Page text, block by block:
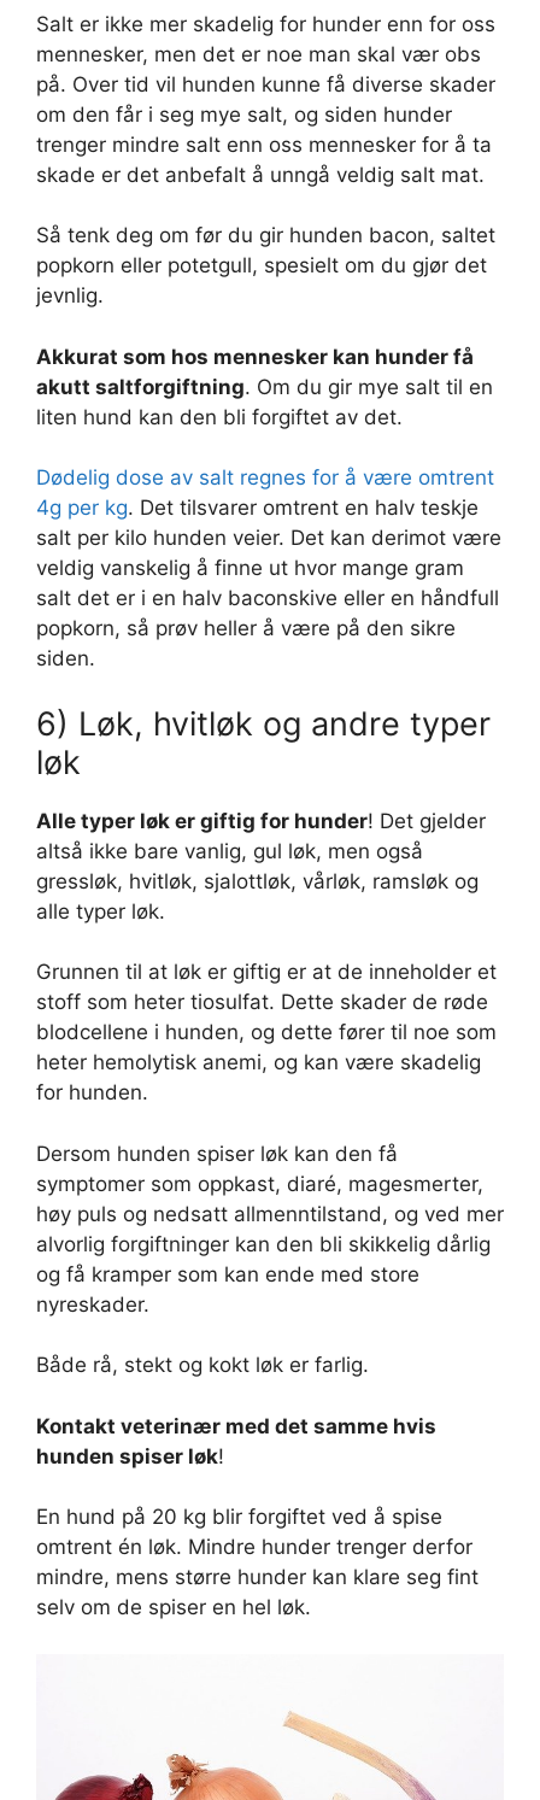
Salt er ikke mer skadelig for hunder enn for oss
mennesker, men det er noe man skal vær obs
på. Over tid vil hunden kunne få diverse skader
om den får i seg mye salt, og siden hunder
trenger mindre salt enn oss mennesker for å ta
skade er det anbefalt å unngå veldig salt mat.
Så tenk deg om før du gir hunden bacon, saltet
popkorn eller potetgull, spesielt om du gjør det
jevnlig.
Akkurat som hos mennesker kan hunder få
akutt saltforgiftning. Om du gir mye salt til en
liten hund kan den bli forgiftet av det.
Dødelig dose av salt regnes for å være omtrent
4g per kg. Det tilsvarer omtrent en halv teskje
salt per kilo hunden veier. Det kan derimot være
veldig vanskelig å finne ut hvor mange gram
salt det er i en halv baconskive eller en håndfull
popkorn, så prøv heller å være på den sikre
siden.
6) Løk, hvitløk og andre typer
løk
Alle typer løk er giftig for hunder! Det gjelder
altså ikke bare vanlig, gul løk, men også
gressløk, hvitløk, sjalottløk, vårløk, ramsløk og
alle typer løk.
Grunnen til at løk er giftig er at de inneholder et
stoff som heter tiosulfat. Dette skader de røde
blodcellene i hunden, og dette fører til noe som
heter hemolytisk anemi, og kan være skadelig
for hunden.
Dersom hunden spiser løk kan den få
symptomer som oppkast, diaré, magesmerter,
høy puls og nedsatt allmenntilstand, og ved mer
alvorlig forgiftninger kan den bli skikkelig dårlig
og få kramper som kan ende med store
nyreskader.
Både rå, stekt og kokt løk er farlig.
Kontakt veterinær med det samme hvis
hunden spiser løk!
En hund på 20 kg blir forgiftet ved å spise
omtrent én løk. Mindre hunder trenger derfor
mindre, mens større hunder kan klare seg fint
selv om de spiser en hel løk.